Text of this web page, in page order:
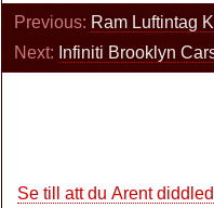
Previous: Ram Luftintag
Next: Infiniti Brooklyn
Se till att du Arent